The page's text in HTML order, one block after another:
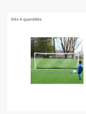
Dès 4 quantités